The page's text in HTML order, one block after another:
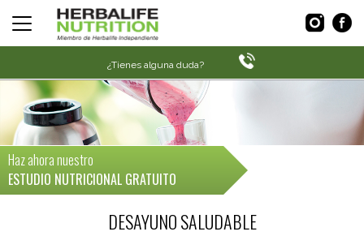
¿Tienes alguna duda?
Haz ahora nuestro
ESTUDIO NUTRICIONAL GRATUITO
DESAYUNO SALUDABLE